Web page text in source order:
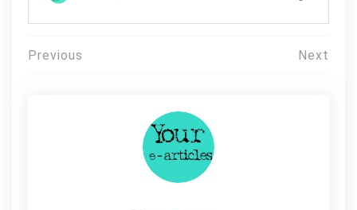
Πλοήγηση
Previous Next